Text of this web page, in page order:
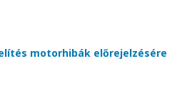
motorhibák előrejelzésére